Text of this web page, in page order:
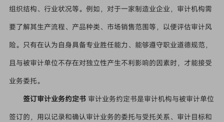
组织结构、行业状况等。例如，对于一家制造业企业，审计机构需
要了解其生产流程、产品种类、市场销售范围等，以便评估审计风
险。只有在认为自身具备专业胜任能力、能够遵守职业道德规范，
且与被审计单位不存在对独立性产生不利影响的因素时，才能接受
业务委托。
签订审计业务约定书审计业务约定书是审计机构与被审计单位
签订的，用以记录和确认审计业务的委托与受托关系、审计目标和